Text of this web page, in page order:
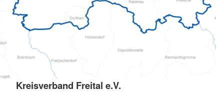
Kreisverband Freital e.V.